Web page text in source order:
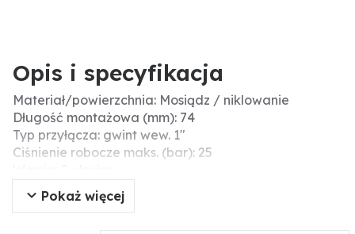
Opis i specyfikacja
Materiał/powierzchnia: Mosiądz / niklowanie
Długość montażowa (mm): 74
Typ przyłącza: gwint wew. 1″
Ciśnienie robocze maks. (bar): 25
Przyłącze (cale): 1”
Przyłącze: 1”
Pokaż więcej